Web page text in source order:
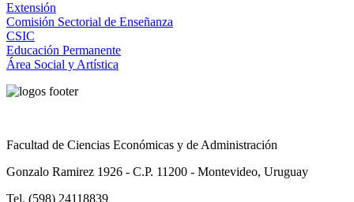
Extensión
Comisión Sectorial de Enseñanza
CSIC
Educación Permanente
Área Social y Artística
Facultad de Ciencias Económicas y de Administración
Gonzalo Ramirez 1926 - C.P. 11200 - Montevideo, Uruguay
Tel. (598) 24118839